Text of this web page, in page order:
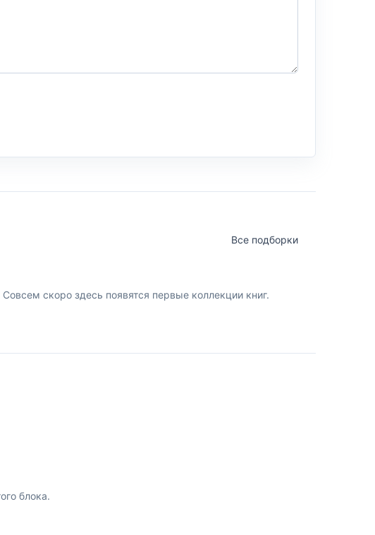
Все подборки
скоро здесь появятся первые коллекции книг.
блока.